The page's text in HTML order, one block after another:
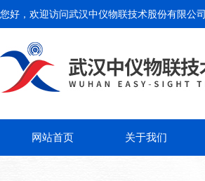
您好，欢迎访问武汉中仪物联技术股份有限公司
网站首页 关于我们